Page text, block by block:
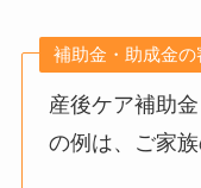
補助金・助成金の
産後ケア補助
の例は、ご家